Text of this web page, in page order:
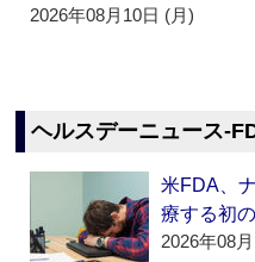
2026年08月10日 (月)
ヘルスデーニュース
米FDA、
療する初
2026年08